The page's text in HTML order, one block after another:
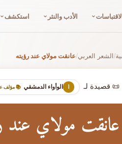
الأدب والنثر استكشف
/الشعر العربي/عانقت مولاي عند رؤيته
📜 قصيدة لـ ا الوأواء الدمشقي 📚 مؤلف
عانقت مولاي عند